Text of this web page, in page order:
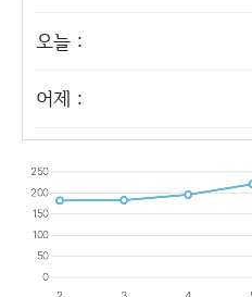
오늘 :
어제 :